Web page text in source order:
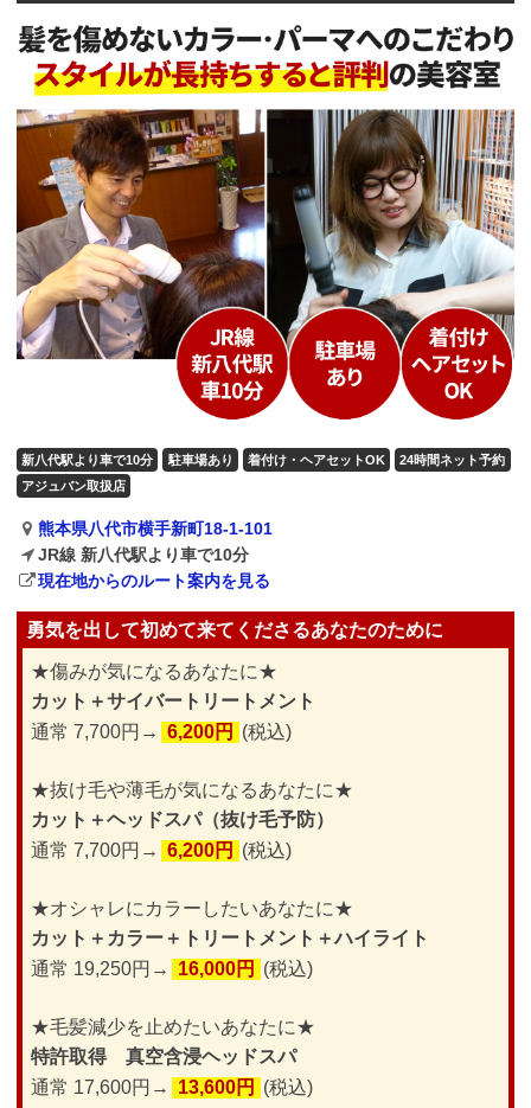
新八代駅より車で10分 駐車場あり 着付け・ヘアセットOK
24時間ネット予約
アジュバン取扱店
熊本県八代市横手新町18-1-101
JR線 新八代駅より車で10分
現在地からのルート案内を見る
勇気を出して初めて来てくださるあなたのために
★傷みが気になるあなたに★
カット＋サイバートリートメント
通常 7,700円→ 6,200円 (税込)
★抜け毛や薄毛が気になるあなたに★
カット＋ヘッドスパ（抜け毛予防）
通常 7,700円→ 6,200円 (税込)
★オシャレにカラーしたいあなたに★
カット＋カラー＋トリートメント＋ハイライト
通常 19,250円→
16,000円 (税込)
★毛髪減少を止めたいあなたに★
特許取得 真空含浸ヘッドスパ
通常 17,600円→
13,600円 (税込)